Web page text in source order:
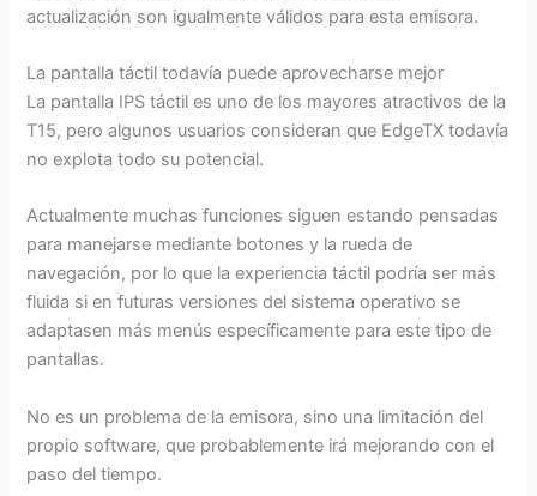
actualización son igualmente válidos para esta emisora.
La pantalla táctil todavía puede aprovecharse mejor
La pantalla IPS táctil es uno de los mayores atractivos de la
T15, pero algunos usuarios consideran que EdgeTX todavía
no explota todo su potencial.
Actualmente muchas funciones siguen estando pensadas
para manejarse mediante botones y la rueda de
navegación, por lo que la experiencia táctil podría ser más
fluida si en futuras versiones del sistema operativo se
adaptasen más menús específicamente para este tipo de
pantallas.
No es un problema de la emisora, sino una limitación del
propio software, que probablemente irá mejorando con el
paso del tiempo.